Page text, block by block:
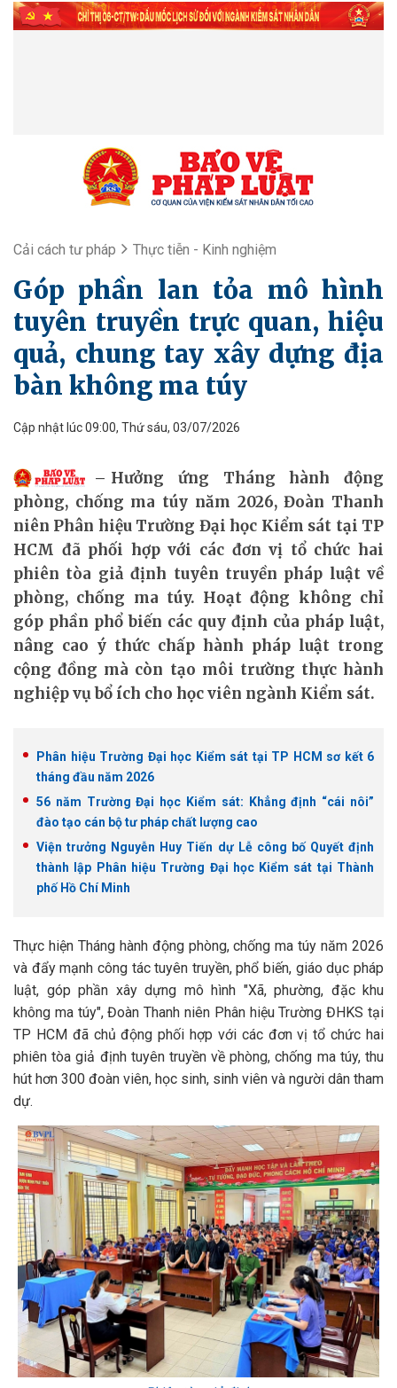
Cải cách tư pháp Thực tiễn - Kinh nghiệm
Góp phần lan tỏa mô hình
tuyên truyền trực quan, hiệu
quả, chung tay xây dựng địa
bàn không ma túy
Cập nhật lúc 09:00, Thứ sáu, 03/07/2026
Hưởng ứng Tháng hành động
phòng, chống ma túy năm 2026, Đoàn Thanh
niên Phân hiệu Trường Đại học Kiểm sát tại TP
HCM đã phối hợp với các đơn vị tổ chức hai
phiên tòa giả định tuyên truyền pháp luật về
phòng, chống ma túy. Hoạt động không chỉ
góp phần phổ biến các quy định của pháp luật,
nâng cao ý thức chấp hành pháp luật trong
cộng đồng mà còn tạo môi trường thực hành
nghiệp vụ bổ ích cho học viên ngành Kiểm sát.
Phân hiệu Trường Đại học Kiểm sát tại TP HCM sơ kết 6
tháng đầu năm 2026
56 năm Trường Đại học Kiểm sát: Khẳng định “cái nôi”
đào tạo cán bộ tư pháp chất lượng cao
Viện trưởng Nguyễn Huy Tiến dự Lễ công bố Quyết định
thành lập Phân hiệu Trường Đại học Kiểm sát tại Thành
phố Hồ Chí Minh
Thực hiện Tháng hành động phòng, chống ma túy năm 2026
và đẩy mạnh công tác tuyên truyền, phổ biến, giáo dục pháp
luật, góp phần xây dựng mô hình "Xã, phường, đặc khu
không ma túy", Đoàn Thanh niên Phân hiệu Trường ĐHKS tại
TP HCM đã chủ động phối hợp với các đơn vị tổ chức hai
phiên tòa giả định tuyên truyền về phòng, chống ma túy, thu
hút hơn 300 đoàn viên, học sinh, sinh viên và người dân tham
dự.